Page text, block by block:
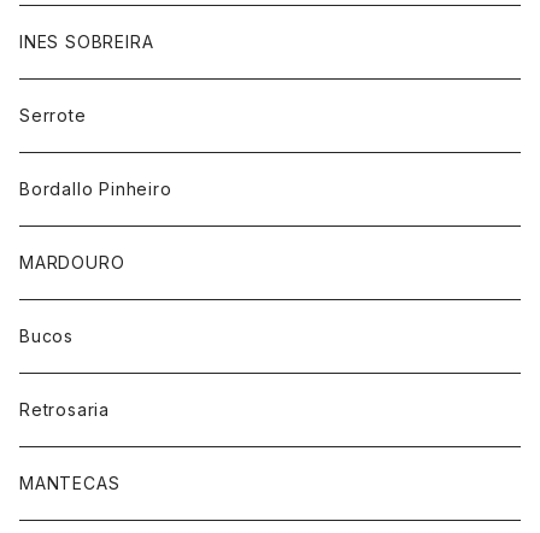
INES SOBREIRA
Serrote
Bordallo Pinheiro
MARDOURO
Bucos
Retrosaria
MANTECAS